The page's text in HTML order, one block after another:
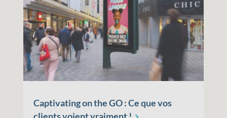
Captivating on the GO : Ce que vos